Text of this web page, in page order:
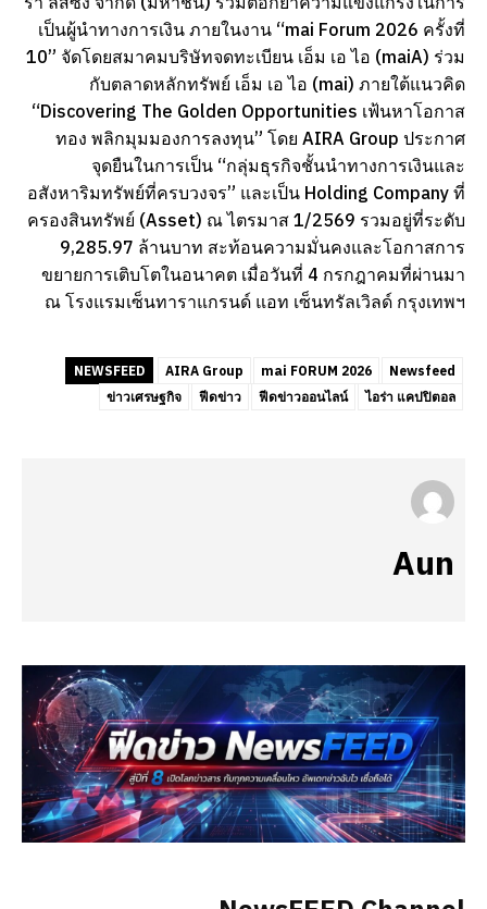
เป็นผู้นำทางการเงิน ภายในงาน “mai Forum 2026 ครั้งที่
10” จัดโดยสมาคมบริษัทจดทะเบียน เอ็ม เอ ไอ (maiA) ร่วม
กับตลาดหลักทรัพย์ เอ็ม เอ ไอ (mai) ภายใต้แนวคิด
“Discovering The Golden Opportunities เฟ้นหาโอกาส
ทอง พลิกมุมมองการลงทุน” โดย AIRA Group ประกาศ
จุดยืนในการเป็น “กลุ่มธุรกิจชั้นนำทางการเงินและ
อสังหาริมทรัพย์ที่ครบวงจร” และเป็น Holding Company ที่
ครองสินทรัพย์ (Asset) ณ ไตรมาส 1/2569 รวมอยู่ที่ระดับ
9,285.97 ล้านบาท สะท้อนความมั่นคงและโอกาสการ
ขยายการเติบโตในอนาคต เมื่อวันที่ 4 กรกฎาคมที่ผ่านมา
ณ โรงแรมเซ็นทาราแกรนด์ แอท เซ็นทรัลเวิลด์ กรุงเทพฯ
NEWSFEED AIRA Group mai FORUM 2026
Newsfeed
ข่าวเศรษฐกิจ
ฟีดข่าว ฟีดข่าวออนไลน์ ไอร่า แคปปิตอล
Aun